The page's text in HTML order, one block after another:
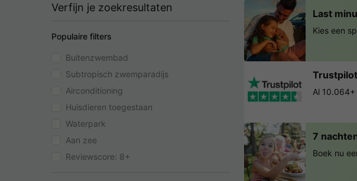
Verfijn je zoekresultaten
Populaire filters
Buitenzwembad
Subtropisch zwemparadijs
Airconditioning
Huisdieren toegestaan
Waterpark
Aan zee
Reviewscore: 8+
Last
Kies een
Al
7
Boek nu